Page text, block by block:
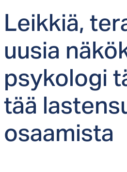
Leik­kiä,
uu­sia
psy­ko­lo­gi
tää
osaa­mis­ta